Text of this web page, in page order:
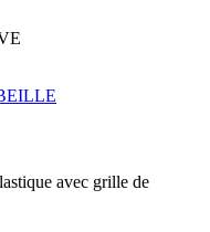
avec grille de